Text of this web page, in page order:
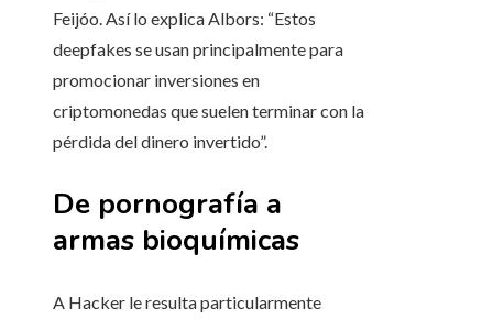
Feijóo. Así lo explica Albors: “Estos
deepfakes se usan principalmente para
promocionar inversiones en
criptomonedas que suelen terminar con la
pérdida del dinero invertido”.
De pornografía a
armas bioquímicas
A Hacker le resulta particularmente